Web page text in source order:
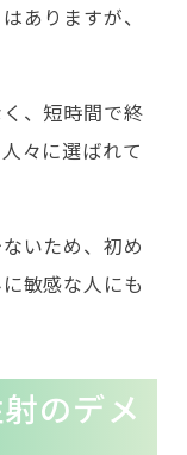
ありますが、
、短時間で終
々に選ばれて
いため、初め
敏感な人にも
のデメ